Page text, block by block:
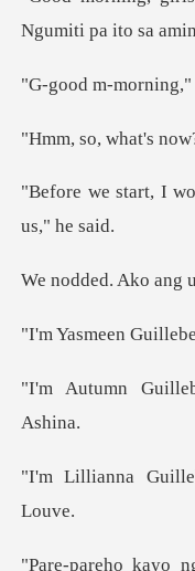
Ngumiti p
ng,"
hat's
ko ang